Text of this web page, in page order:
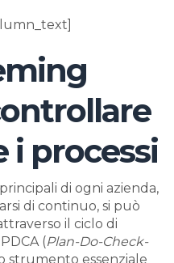
i processi
di ogni azienda,
di continuo, si può
il ciclo di
(Plan-Do-Check-
strumento essenziale